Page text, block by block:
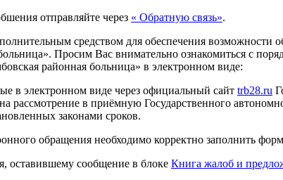
отправляйте через « Обратную связь».
средством для обеспечения
Просим Вас внимательно ознакомиться с
районная больница» в электронном виде:
в электронном виде через официальный сайт trb28.ru
рассмотрение в приёмную Государственного
законами сроков.
обращения необходимо корректно заполнить
оставившему сообщение в блоке Книга жалоб и